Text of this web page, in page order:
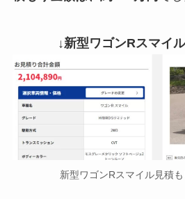
↓新型ワゴンRスマイル
新型ワゴンRスマイル見積